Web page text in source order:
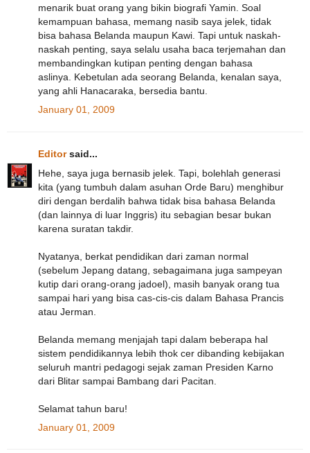
menarik buat orang yang bikin biografi Yamin. Soal
kemampuan bahasa, memang nasib saya jelek, tidak
bisa bahasa Belanda maupun Kawi. Tapi untuk naskah-
naskah penting, saya selalu usaha baca terjemahan dan
membandingkan kutipan penting dengan bahasa
aslinya. Kebetulan ada seorang Belanda, kenalan saya,
yang ahli Hanacaraka, bersedia bantu.
January 01, 2009
Editorsaid...
Hehe, saya juga bernasib jelek. Tapi, bolehlah generasi
kita (yang tumbuh dalam asuhan Orde Baru) menghibur
diri dengan berdalih bahwa tidak bisa bahasa Belanda
(dan lainnya di luar Inggris) itu sebagian besar bukan
karena suratan takdir.
Nyatanya, berkat pendidikan dari zaman normal
(sebelum Jepang datang, sebagaimana juga sampeyan
kutip dari orang-orang jadoel), masih banyak orang tua
sampai hari yang bisa cas-cis-cis dalam Bahasa Prancis
atau Jerman.
Belanda memang menjajah tapi dalam beberapa hal
sistem pendidikannya lebih thok cer dibanding kebijakan
seluruh mantri pedagogi sejak zaman Presiden Karno
dari Blitar sampai Bambang dari Pacitan.
Selamat tahun baru!
January 01, 2009